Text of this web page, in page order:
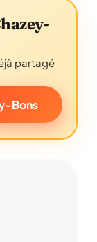
partagé
Bons